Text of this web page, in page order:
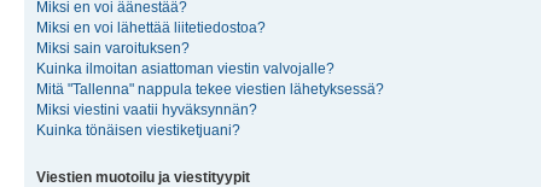
Miksi en voi äänestää?
Miksi en voi lähettää liitetiedostoa?
Miksi sain varoituksen?
Kuinka ilmoitan asiattoman viestin valvojalle?
Mitä "Tallenna" nappula tekee viestien lähetyksessä?
Miksi viestini vaatii hyväksynnän?
Kuinka tönäisen viestiketjuani?
Viestien muotoilu ja viestityypit